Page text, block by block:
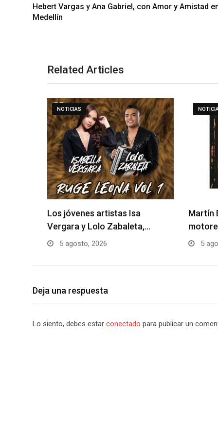
Hebert Vargas y Ana Gabriel, con Amor y Amistad
Medellín
Related Articles
NOTICIAS
Los jóvenes artistas Isa
Vergara y Lolo Zabaleta,…
5 agosto, 2026
Martín
5
Deja una respuesta
Lo siento, debes estar conectado para publicar un